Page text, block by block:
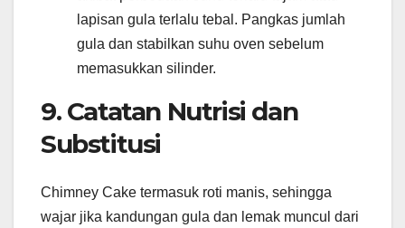
lapisan gula terlalu tebal. Pangkas jumlah
gula dan stabilkan suhu oven sebelum
memasukkan silinder.
9. Catatan Nutrisi dan
Substitusi
Chimney Cake termasuk roti manis, sehingga
wajar jika kandungan gula dan lemak muncul dari